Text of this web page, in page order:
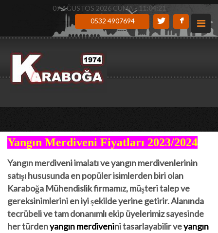
07 AĞUSTOS 2026 CUMA - 11:04:22
0532 4907694
Yangın Merdiveni Fiyatları 2023/2024
Yangın merdiveni imalatı ve yangın merdivenlerinin
satışı hususunda en popüler isimlerden biri olan
Karaboğa Mühendislik firmamız, müşteri talep ve
gereksinimlerini en iyi şekilde yerine getirir. Alanında
tecrübeli ve tam donanımlı ekip üyelerimiz sayesinde
her türdenyangın merdivenini tasarlayabilir veyangın